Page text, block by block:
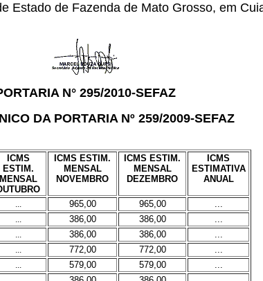
Estado de Fazenda de Mato Grosso, em
N° 295/2010-SEFAZ
DA PORTARIA Nº 259/2009-SEFAZ
ICMS
ESTIM.
MENSAL
ICMS ESTIM.
MENSAL
NOVEMBRO
ICMS ESTIM.
MENSAL
DEZEMBRO
ICMS
ESTIMATIVA
ANUAL
... 965,00 965,00
...
... 386,00 386,00
...
... 386,00 386,00
...
... 772,00 772,00
...
... 579,00 579,00
...